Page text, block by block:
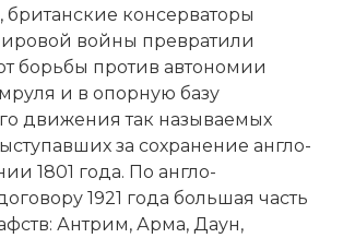
отношений
британские консерваторы
войны превратили
борьбы против автономии
и в опорную базу
движения так называемых
за сохранение англо-
1801 года. По англо-
1921 года большая часть
Антрим, Арма, Даун,